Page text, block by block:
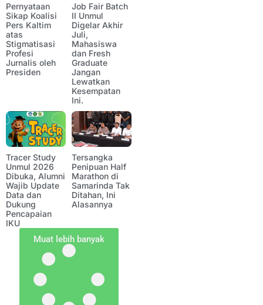
Pernyataan
Sikap Koalisi
Pers Kaltim
atas
Stigmatisasi
Profesi
Jurnalis oleh
Presiden
Job Fair Batch
II Unmul
Digelar Akhir
Juli,
Mahasiswa
dan Fresh
Graduate
Jangan
Lewatkan
Kesempatan
Ini.
Tracer Study
Unmul 2026
Dibuka, Alumni
Wajib Update
Data dan
Dukung
Pencapaian
IKU
Tersangka
Penipuan Half
Marathon di
Samarinda Tak
Ditahan, Ini
Alasannya
Muat lebih banyak